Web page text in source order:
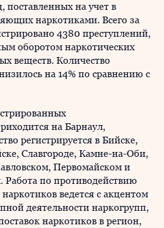
поставленных на учет в
наркотиками. Всего за
4380 преступлений,
оборотом наркотических
веществ. Количество
на 14% по сравнению с
на Барнаул,
регистрируется в Бийске,
Славгороде, Камне-на-Оби,
Первомайском и
Работа по противодействию
ведется с акцентом
деятельности наркогрупп,
наркотиков в регион,